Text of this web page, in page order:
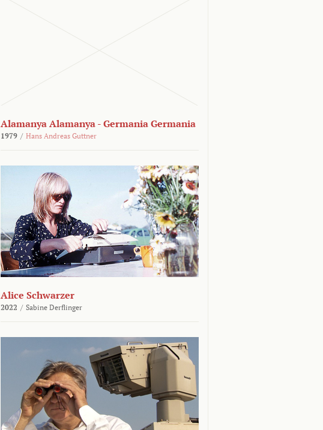
Alamanya Alamanya - Germania Germania
1979 / Hans Andreas Guttner
Alice Schwarzer
2022 / Sabine Derflinger